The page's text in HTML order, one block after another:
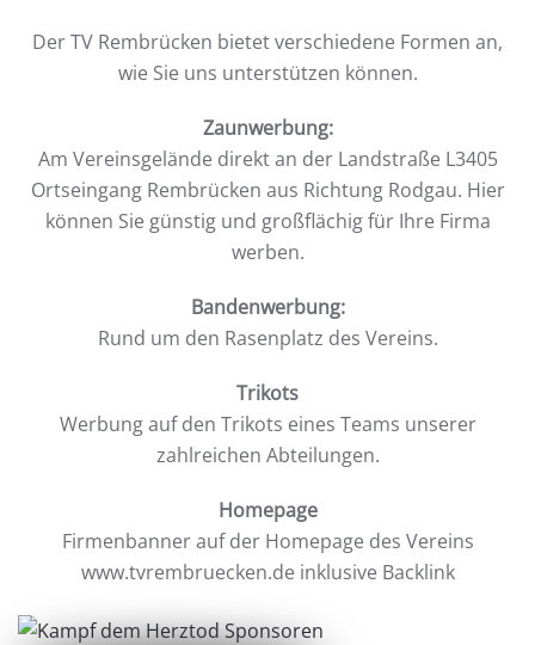
Der TV Rembrücken bietet verschiedene Formen an,
wie Sie uns unterstützen können.
Zaunwerbung:
Am Vereinsgelände direkt an der Landstraße L3405
Ortseingang Rembrücken aus Richtung Rodgau. Hier
können Sie günstig und großflächig für Ihre Firma
werben.
Bandenwerbung:
Rund um den Rasenplatz des Vereins.
Trikots
Werbung auf den Trikots eines Teams unserer
zahlreichen Abteilungen.
Homepage
Firmenbanner auf der Homepage des Vereins
www.tvrembruecken.de inklusive Backlink